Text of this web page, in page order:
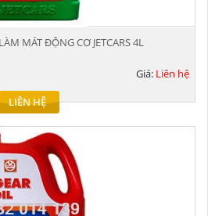
MÁT ĐỘNG CƠ JETCARS 4L
Giá: Liên hệ
LIÊN HỆ